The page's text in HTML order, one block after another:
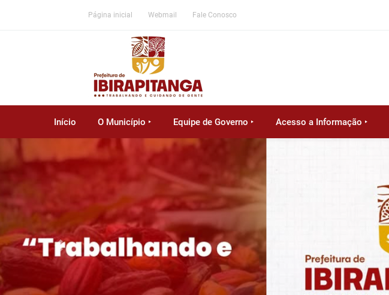
Página inicial Webmail Fale Conosco
Início O Município ‣ Equipe de Governo ‣ Acesso a Informação ‣
Previous